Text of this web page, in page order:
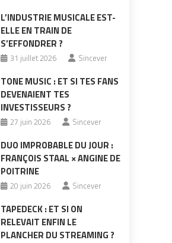
L’INDUSTRIE MUSICALE EST-
ELLE EN TRAIN DE
S’EFFONDRER ?
31 juillet 2026 Sincever
TONE MUSIC : ET SI TES FANS
DEVENAIENT TES
INVESTISSEURS ?
27 juin 2026 Sincever
DUO IMPROBABLE DU JOUR :
FRANÇOIS STAAL × ANGINE DE
POITRINE
20 juin 2026 Sincever
TAPEDECK : ET SI ON
RELEVAIT ENFIN LE
PLANCHER DU STREAMING ?